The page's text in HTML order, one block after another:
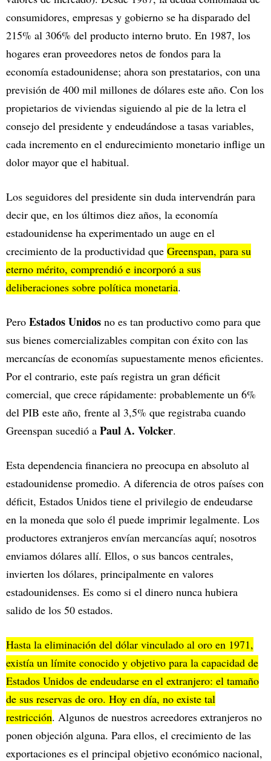
consumidores, empresas y gobierno se ha disparado del
215% al ​​306% del producto interno bruto. En 1987, los
hogares eran proveedores netos de fondos para la
economía estadounidense; ahora son prestatarios, con una
previsión de 400 mil millones de dólares este año. Con los
propietarios de viviendas siguiendo al pie de la letra el
consejo del presidente y endeudándose a tasas variables,
cada incremento en el endurecimiento monetario inflige un
dolor mayor que el habitual.
Los seguidores del presidente sin duda intervendrán para
decir que, en los últimos diez años, la economía
estadounidense ha experimentado un auge en el
crecimiento de la productividad que Greenspan, para su
eterno mérito, comprendió e incorporó a sus
deliberaciones sobre política monetaria.
Pero Estados Unidos no es tan productivo como para que
sus bienes comercializables compitan con éxito con las
mercancías de economías supuestamente menos eficientes.
Por el contrario, este país registra un gran déficit
comercial, que crece rápidamente: probablemente un 6%
del PIB este año, frente al 3,5% que registraba cuando
Greenspan sucedió a Paul A. Volcker.
Esta dependencia financiera no preocupa en absoluto al
estadounidense promedio. A diferencia de otros países con
déficit, Estados Unidos tiene el privilegio de endeudarse
en la moneda que solo él puede imprimir legalmente. Los
productores extranjeros envían mercancías aquí; nosotros
enviamos dólares allí. Ellos, o sus bancos centrales,
invierten los dólares, principalmente en valores
estadounidenses. Es como si el dinero nunca hubiera
salido de los 50 estados.
Hasta la eliminación del dólar vinculado al oro en 1971,
existía un límite conocido y objetivo para la capacidad de
Estados Unidos de endeudarse en el extranjero: el tamaño
de sus reservas de oro. Hoy en día, no existe tal
restricción. Algunos de nuestros acreedores extranjeros no
ponen objeción alguna. Para ellos, el crecimiento de las
exportaciones es el principal objetivo económico nacional,